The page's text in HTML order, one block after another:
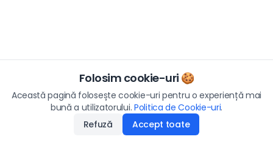
Folosim cookie-uri 🍪
Această pagină folosește cookie-uri pentru o experiență mai
bună a utilizatorului. Politica de Cookie-uri.
Refuză
Accept toate